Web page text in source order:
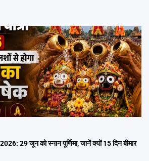
29 जून को स्नान पूर्णिमा, जानें क्यों 15 दिन बीमार